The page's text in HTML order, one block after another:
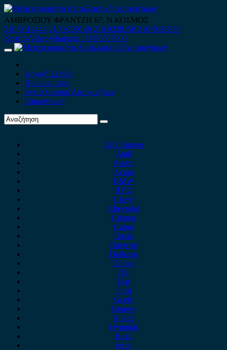
Skip
to
content
ΑΜΒΡΟΣΙΟΥ ΦΡΑΝΤΖΗ 67, Ν.ΚΟΣΜΟΣ
210 9012444 210 9239148 210 9238158 210 9026839
Κινητό-Viber-whatsapp : 6980507900
Primary
Αρχική Σελίδα
Ποιοί είμαστε
Ανταλλακτικά Αυτοκινήτων
Επικοινωνία
Alfa Romeo
Audi
Austin
Acura
BMW
BYD
Chery
Chevrolet
Citroen
Cupra
Dacia
Daewoo
Daihatsu
Dodge
DS
Fiat
Ford
Geely
Gonow
Honda
Hyundai
Isuzu
iveco